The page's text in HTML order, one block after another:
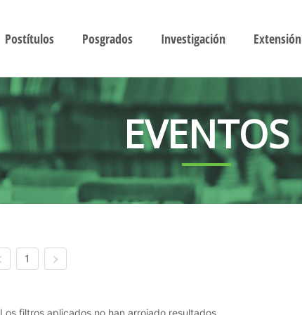
Postítulos Posgrados Investigación Extensión
EVENTOS
1
Los filtros aplicados no han arrojado resultados